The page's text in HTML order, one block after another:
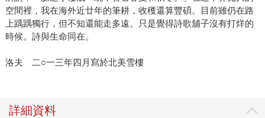
空間裡，我在海外近廿年的筆耕，收穫還算豐碩。目前雖仍在路
上踽踽獨行，但不知還能走多遠。只是覺得詩歌舖子沒有打烊的
時候。詩與生命同在。
洛夫 二○一三年四月寫於北美雪樓
詳細資料